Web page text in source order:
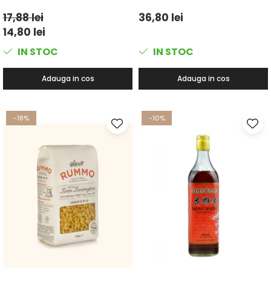
17,88 lei
14,80 lei
IN STOC
Adauga in cos
36,80 lei
IN STOC
Adauga in cos
-18% -10%